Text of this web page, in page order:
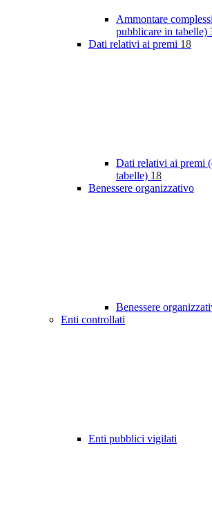
Ammontare
pubblicare in tabelle)
Dati relativi ai premi 18
Dati relativi ai premi
tabelle) 18
Benessere organizzativo
Benessere
Enti controllati
Enti pubblici vigilati